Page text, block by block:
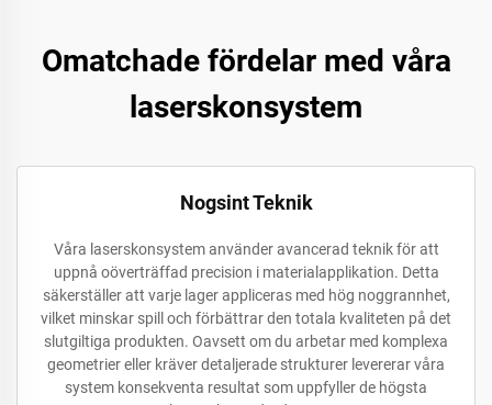
Omatchade fördelar med våra
laserskonsystem
Nogsint Teknik
Våra laserskonsystem använder avancerad teknik för att
uppnå oöverträffad precision i materialapplikation. Detta
säkerställer att varje lager appliceras med hög noggrannhet,
vilket minskar spill och förbättrar den totala kvaliteten på det
slutgiltiga produkten. Oavsett om du arbetar med komplexa
geometrier eller kräver detaljerade strukturer levererar våra
system konsekventa resultat som uppfyller de högsta